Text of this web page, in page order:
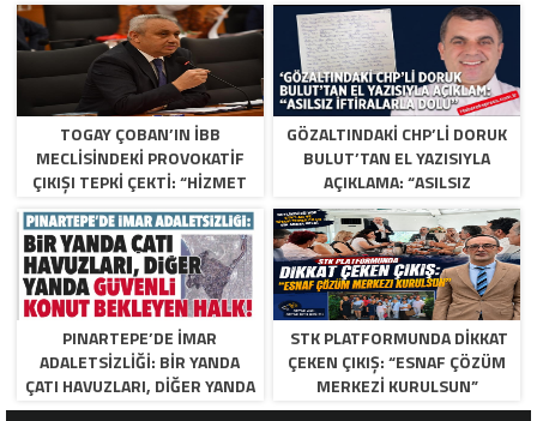
TOGAY ÇOBAN’IN İBB
MECLISINDEKI PROVOKATIF
ÇIKIŞI TEPKI ÇEKTI: “HIZMET
YOK, SIYASI MANIPÜLASYON
VAR”
GÖZALTINDAKI CHP’LI DORUK
BULUT’TAN EL YAZISIYLA
AÇIKLAMA: “ASILSIZ
İFTIRALARLA DOLU”
PINARTEPE’DE İMAR
ADALETSİZLİĞİ: BİR YANDA
ÇATI HAVUZLARI, DİĞER YANDA
GÜVENLİ KONUT BEKLEYEN
STK PLATFORMUNDA DİKKAT
ÇEKEN ÇIKIŞ: “ESNAF ÇÖZÜM
MERKEZİ KURULSUN”